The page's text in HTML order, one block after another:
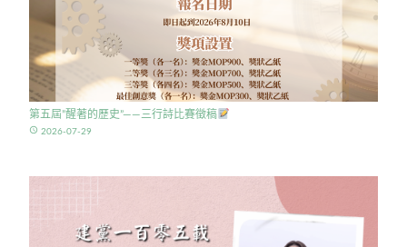
第五屆”醒著的歷史”——三行詩比賽徵稿
access_time 2026-07-29